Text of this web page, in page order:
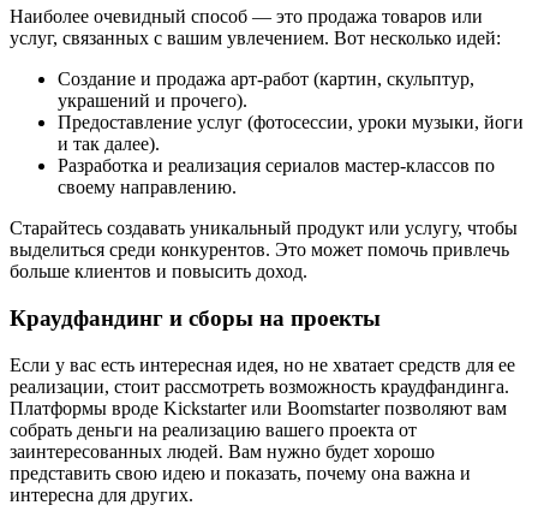
Наиболее очевидный способ — это продажа товаров или
услуг, связанных с вашим увлечением. Вот несколько идей:
Создание и продажа арт-работ (картин, скульптур,
украшений и прочего).
Предоставление услуг (фотосессии, уроки музыки, йоги
и так далее).
Разработка и реализация сериалов мастер-классов по
своему направлению.
Старайтесь создавать уникальный продукт или услугу, чтобы
выделиться среди конкурентов. Это может помочь привлечь
больше клиентов и повысить доход.
Краудфандинг и сборы на проекты
Если у вас есть интересная идея, но не хватает средств для ее
реализации, стоит рассмотреть возможность краудфандинга.
Платформы вроде Kickstarter или Boomstarter позволяют вам
собрать деньги на реализацию вашего проекта от
заинтересованных людей. Вам нужно будет хорошо
представить свою идею и показать, почему она важна и
интересна для других.